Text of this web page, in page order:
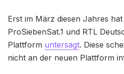
Erst im März diesen Jahres
ProSiebenSat.1 und RTL
Plattform untersagt. Diese
nicht an der neuen Plattform